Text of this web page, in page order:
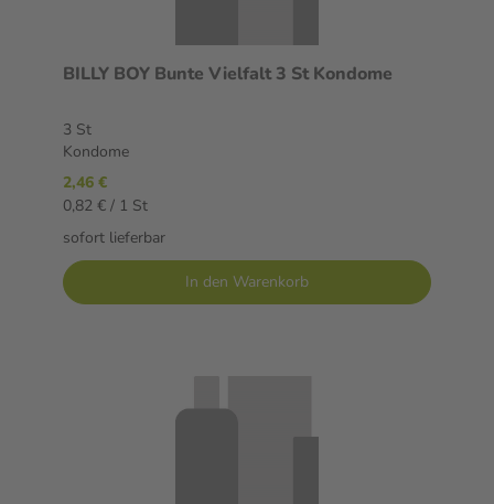
BILLY BOY Bunte Vielfalt 3 St Kondome
3 St
Kondome
2,46 €
0,82 € / 1 St
sofort lieferbar
In den Warenkorb